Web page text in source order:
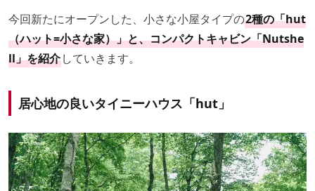
今回新たにオープンした、小さな小屋タイプの2種の「hut
（ハット=小さな家）」と、コンパクトキャビン「Nutshe
ll」を紹介していきます。
居心地の良いタイニーハウス「hut」